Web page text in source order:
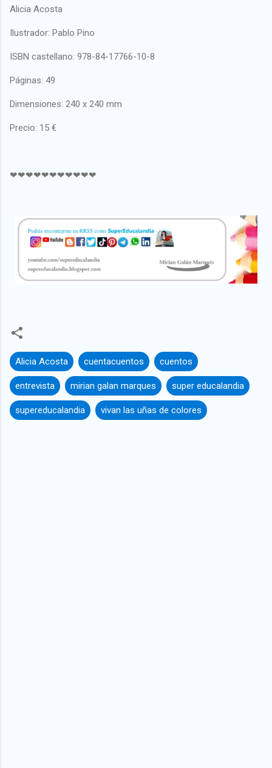
Alicia Acosta
Ilustrador: Pablo Pino
ISBN castellano: 978-84-17766-10-8
Páginas: 49
Dimensiones: 240 x 240 mm
Precio: 15 €
❤❤❤❤❤❤❤❤❤❤❤
Alicia Acosta cuentacuentos cuentos
entrevista mirian galan marques super educalandia
supereducalandia vivan las uñas de colores